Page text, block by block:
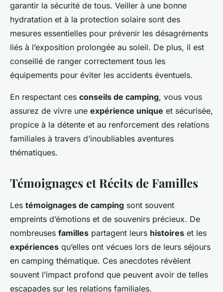
garantir la sécurité de tous. Veiller à une bonne
hydratation et à la protection solaire sont des
mesures essentielles pour prévenir les désagréments
liés à l’exposition prolongée au soleil. De plus, il est
conseillé de ranger correctement tous les
équipements pour éviter les accidents éventuels.
En respectant ces conseils de camping, vous vous
assurez de vivre une expérience unique et sécurisée,
propice à la détente et au renforcement des relations
familiales à travers d’inoubliables aventures
thématiques.
Témoignages et Récits de Familles
Les témoignages de camping sont souvent
empreints d’émotions et de souvenirs précieux. De
nombreuses familles partagent leurs histoires et les
expériences qu’elles ont vécues lors de leurs séjours
en camping thématique. Ces anecdotes révèlent
souvent l’impact profond que peuvent avoir de telles
escapades sur les relations familiales.